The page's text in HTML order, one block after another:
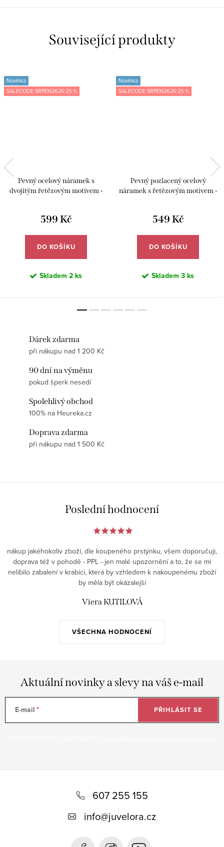
Související produkty
Novinka
SALECODE:SRPEN2625:25:%
Pevný ocelový náramek s
dvojitým řetězovým motivem -
599 Kč
DO KOŠÍKU
Skladem 2 ks
Novinka
SALECODE:SRPEN2625:25:%
Pevný pozlacený ocelový
náramek s řetězovým motivem -
549 Kč
DO KOŠÍKU
Skladem 3 ks
Dárek zdarma
při nákupu nad 1 200 Kč
90 dní na výměnu
pokud šperk nesedí
Spolehlivý obchod
100% na Heureka.cz
Doprava zdarma
při nákupu nad 1 500 Kč
Poslední hodnocení
VŠECHNA HODNOCENÍ
nákup jakéhokoliv zboží, dle koupeného prstýnku, všem doporučuji,
doprava též v pohodě - PPL - jen malé upozornění a to, že se mi
nelíbilo zabalení v krabici, která by vzhledem k nakoupenému zboží
by měla být okázalejší
Viera KUTILOVÁ
Aktuální novinky a slevy na váš e-mail
E-mail PŘIHLÁSIT SE
607 255 155
info@juvelora.cz